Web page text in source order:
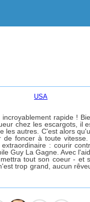
USA
rapide !
chez les escargots, il
les autres. C'est alors
de foncer à toute vitesse.
: courir
Guy La Gagne. Avec
tout son coeur - et
trop grand, aucun